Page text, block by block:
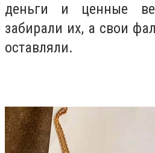
деньги и ценные
забирали их, а свои
оставляли.